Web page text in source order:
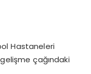
Hastaneleri
çağındaki